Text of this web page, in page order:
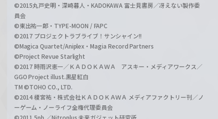
©2015丸戸史明・深崎暮人・KADOKAWA 富士見書房／冴えない製作委
員会
©東出祐一郎・TYPE-MOON / FAPC
©2017 プロジェクトラブライブ！サンシャイン!!
©Magica Quartet/Aniplex・Magia Record Partners
©Project Revue Starlight
©2017 時雨沢恵一／ＫＡＤＯＫＡＷＡ アスキー・メディアワークス／
GGO Project illust.黒星紅白
TM ©TOHO CO., LTD.
©2014 榎宮祐・株式会社ＫＡＤＯＫＡＷＡ メディアファクトリー刊／ノ
ーゲーム・ノーライフ全権代理委員会
©2011 5pb.／Nitroplus 未来ガジェット研究所